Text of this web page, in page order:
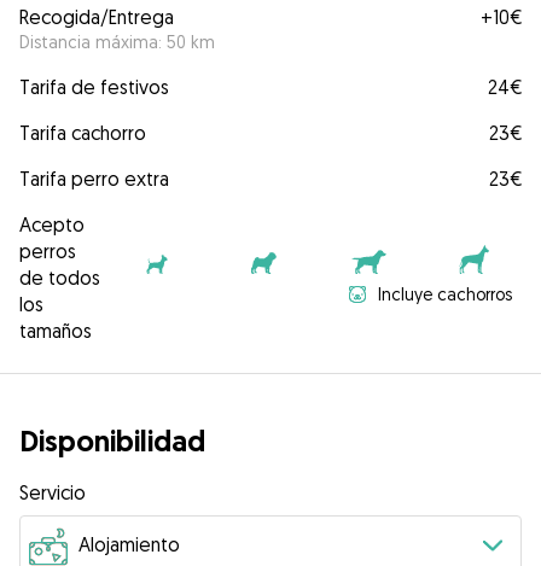
Recogida/Entrega
Distancia máxima: 50 km
+10€
Tarifa de festivos
24€
Tarifa cachorro
23€
Tarifa perro extra
23€
Acepto
perros
de todos
los
tamaños
Incluye cachorros
Disponibilidad
Servicio